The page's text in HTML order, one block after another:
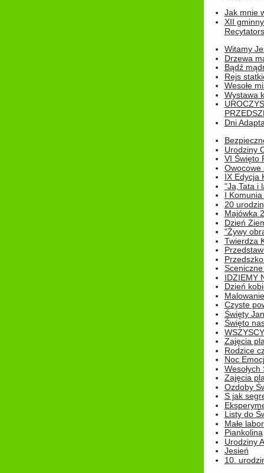
Jak mnie
XII
Witamy
Drzewa
Bądź
Rejs
Wesołe
Wystawa
Dni
Urodziny
VI Święto
Owocowe
IX Edycja
"Ja,Tata i
I
20
Majówka
Dzień
"Żywy
Twierdza
IDZIEMY
Dzień
Czyste
Święty
Święto
Zajęcia
Rodzice
Noc
Wesołych
Zajęcia
Ozdoby
S jak
Listy do
Małe
Piankolina
Urodziny
Jesień
10.